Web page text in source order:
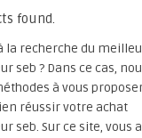
found.
la recherche du
seb ? Dans ce cas,
à vous
réussir votre achat
seb. Sur ce site, vous